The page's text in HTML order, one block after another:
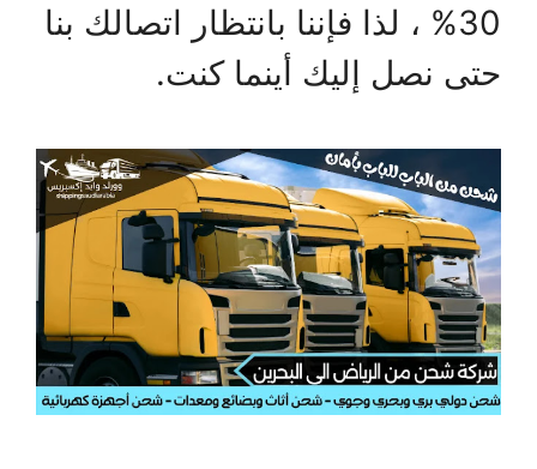
30% ، لذا فإننا بانتظار اتصالك بنا
حتى نصل إليك أينما كنت.